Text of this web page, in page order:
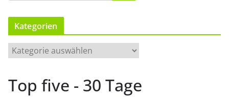
Kategorien
a
Top five - 30 Tage